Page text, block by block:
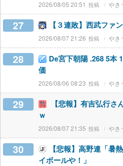
2026/08/05 20:51 やき
27 【３連敗】西武ファ
2026/08/07 21:26 やき
28
De宮下朝陽 .268 5本
価
2026/08/06 08:23 やき
29
【悲報】有吉弘行さ
ｗ
2026/08/07 21:35 やき
30
【悲報】高野連「暑
イボールや！」